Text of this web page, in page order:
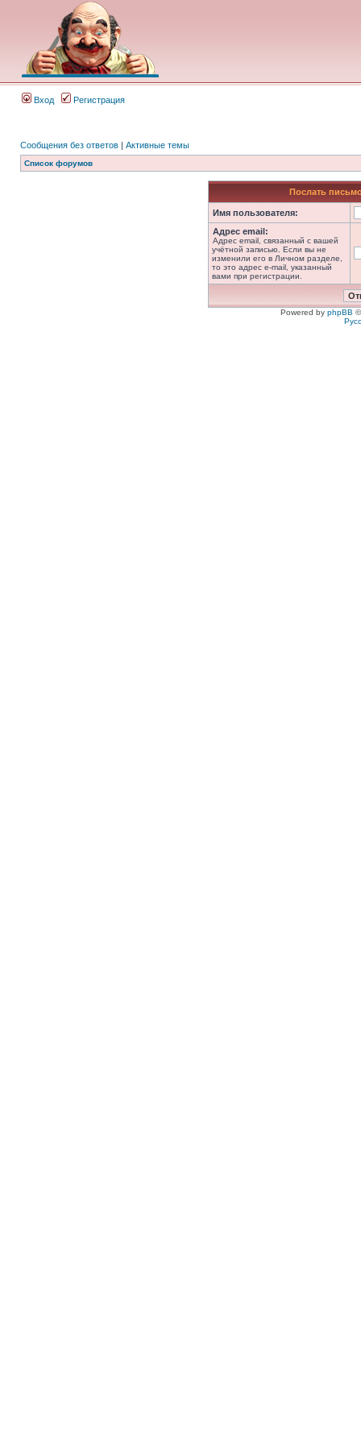
Вход Регистрация
Сообщения без ответов | Активные темы
Список форумов
Послать
Имя пользователя:
Адрес email:
Адрес email, связанный с вашей
учётной записью. Если вы не
изменили его в Личном разделе,
то это адрес e-mail, указанный
вами при регистрации.
Powered by phpBB